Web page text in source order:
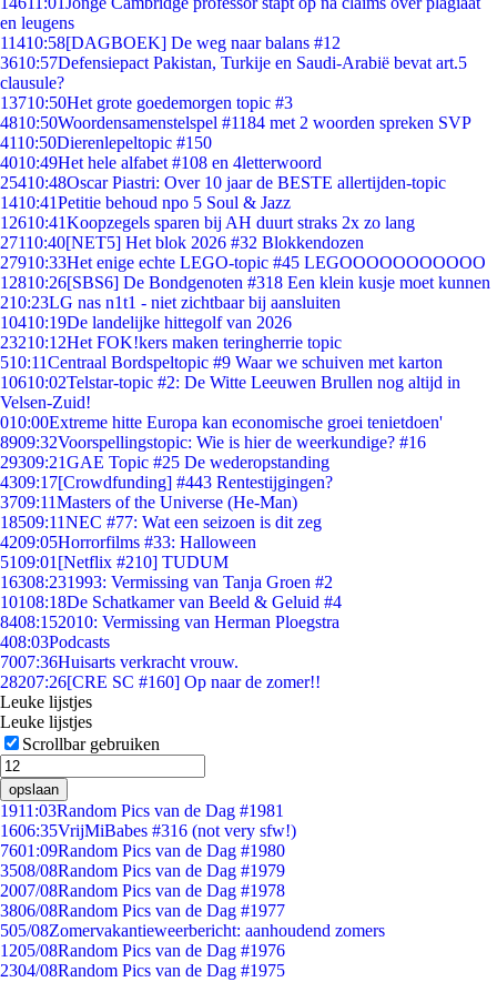
en leugens
11410:58[DAGBOEK] De weg naar balans #12
3610:57Defensiepact Pakistan, Turkije en Saudi-Arabië bevat art.5
clausule?
13710:50Het grote goedemorgen topic #3
4810:50Woordensamenstelspel #1184 met 2 woorden spreken SVP
4110:50Dierenlepeltopic #150
4010:49Het hele alfabet #108 en 4letterwoord
25410:48Oscar Piastri: Over 10 jaar de BESTE allertijden-topic
1410:41Petitie behoud npo 5 Soul & Jazz
12610:41Koopzegels sparen bij AH duurt straks 2x zo lang
27110:40[NET5] Het blok 2026 #32 Blokkendozen
27910:33Het enige echte LEGO-topic #45 LEGOOOOOOOOOOO
12810:26[SBS6] De Bondgenoten #318 Een klein kusje moet kunnen
210:23LG nas n1t1 - niet zichtbaar bij aansluiten
10410:19De landelijke hittegolf van 2026
23210:12Het FOK!kers maken teringherrie topic
510:11Centraal Bordspeltopic #9 Waar we schuiven met karton
10610:02Telstar-topic #2: De Witte Leeuwen Brullen nog altijd in
Velsen-Zuid!
010:00Extreme hitte Europa kan economische groei tenietdoen'
8909:32Voorspellingstopic: Wie is hier de weerkundige? #16
29309:21GAE Topic #25 De wederopstanding
4309:17[Crowdfunding] #443 Rentestijgingen?
3709:11Masters of the Universe (He-Man)
18509:11NEC #77: Wat een seizoen is dit zeg
4209:05Horrorfilms #33: Halloween
5109:01 [Netflix #210] TUDUM
16308:231993: Vermissing van Tanja Groen #2
10108:18De Schatkamer van Beeld & Geluid #4
8408:152010: Vermissing van Herman Ploegstra
408:03Podcasts
7007:36Huisarts verkracht vrouw.
28207:26[CRE SC #160] Op naar de zomer!!
Leuke lijstjes
Leuke lijstjes
Scrollbar gebruiken
opslaan
1911:03Random Pics van de Dag #1981
1606:35VrijMiBabes #316 (not very sfw!)
7601:09Random Pics van de Dag #1980
3508/08Random Pics van de Dag #1979
2007/08Random Pics van de Dag #1978
3806/08Random Pics van de Dag #1977
505/08Zomervakantieweerbericht: aanhoudend zomers
1205/08Random Pics van de Dag #1976
2304/08Random Pics van de Dag #1975